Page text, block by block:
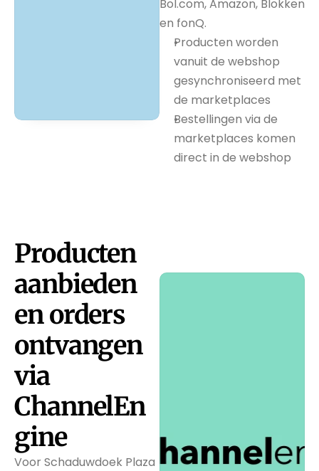
Bol.com, Amazon, Blokken
en fonQ.
Producten worden
vanuit de webshop
gesynchroniseerd met
de marketplaces
Bestellingen via de
marketplaces komen
direct in de webshop
Producten
aanbieden
en orders
ontvangen
via
ChannelEn
gine
Voor Schaduwdoek Plaza